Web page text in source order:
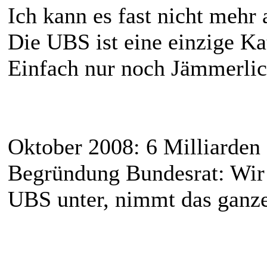
Ich kann es fast nicht mehr
Die UBS ist eine einzige
Einfach nur noch
Oktober 2008: 6
Begründung Bundesrat:
UBS unter, nimmt das